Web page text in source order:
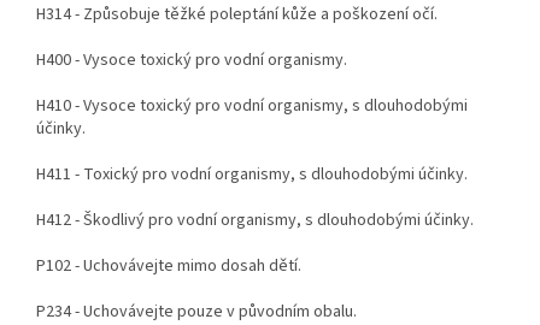
H314 - Způsobuje těžké poleptání kůže a poškození očí.
H400 - Vysoce toxický pro vodní organismy.
H410 - Vysoce toxický pro vodní organismy, s dlouhodobými
účinky.
H411 - Toxický pro vodní organismy, s dlouhodobými účinky.
H412 - Škodlivý pro vodní organismy, s dlouhodobými účinky.
P102 - Uchovávejte mimo dosah dětí.
P234 - Uchovávejte pouze v původním obalu.